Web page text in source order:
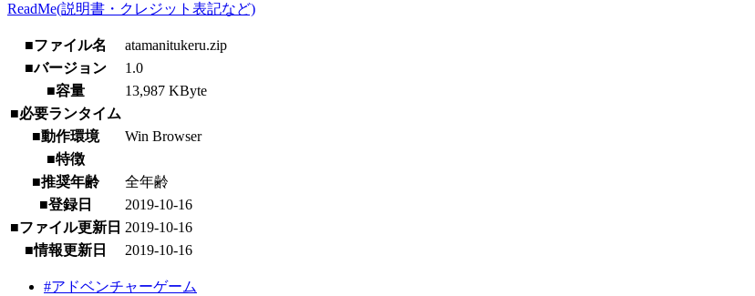
ReadMe(説明書・クレジット表記など)
■ファイル名
atamanitukeru.zip
■バージョン
1.0
■容量
13,987 KByte
■必要ランタイム
■動作環境
Win Browser
■特徴
■推奨年齢
全年齢
■登録日
2019-10-16
■ファイル更新日 2019-10-16
■情報更新日
2019-10-16
#アドベンチャーゲーム